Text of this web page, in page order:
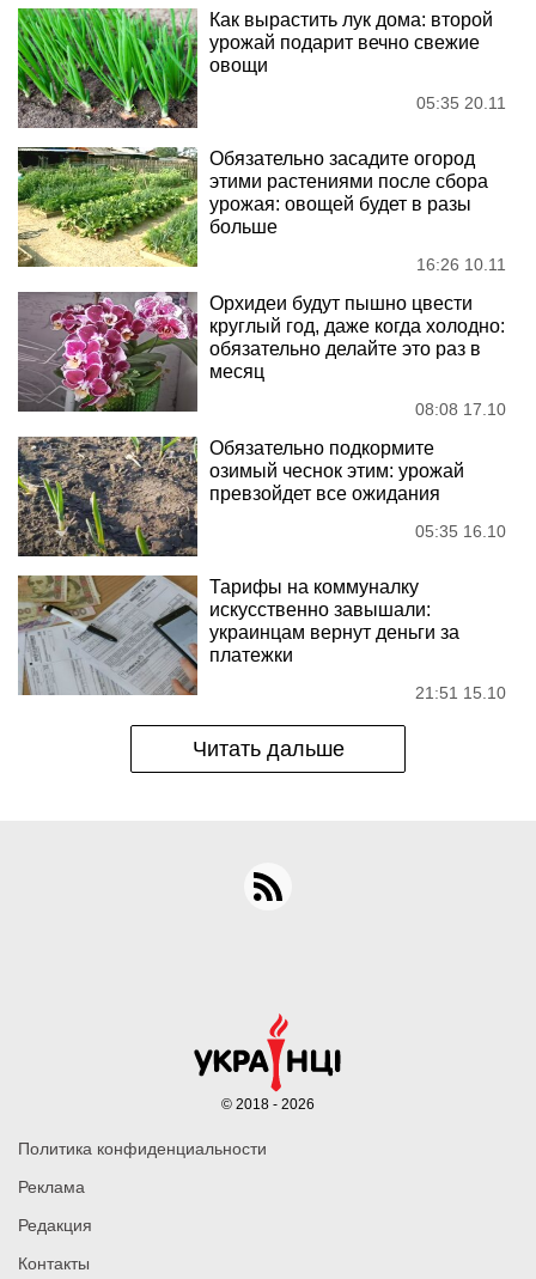
Как вырастить лук дома: второй
урожай подарит вечно свежие
овощи
05:35 20.11
Обязательно засадите огород
этими растениями после сбора
урожая: овощей будет в разы
больше
16:26 10.11
Орхидеи будут пышно цвести
круглый год, даже когда холодно:
обязательно делайте это раз в
месяц
08:08 17.10
Обязательно подкормите
озимый чеснок этим: урожай
превзойдет все ожидания
05:35 16.10
Тарифы на коммуналку
искусственно завышали:
украинцам вернут деньги за
платежки
21:51 15.10
Читать дальше
Политика конфиденциальности
Реклама
Редакция
Контакты
© 2018 - 2026